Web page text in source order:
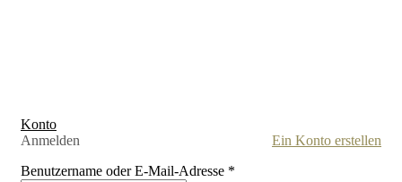
Konto
Anmelden
Ein Konto erstellen
Benutzername oder E-Mail-Adresse *